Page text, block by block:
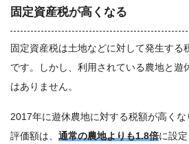
固定資産税が高くなる
固定資産税は土地などに対して発生する
です。しかし、利用されている農地と遊
はありません。
2017年に遊休農地に対する税額が高く
評価額は、 通常の農地よりも1.8倍に設